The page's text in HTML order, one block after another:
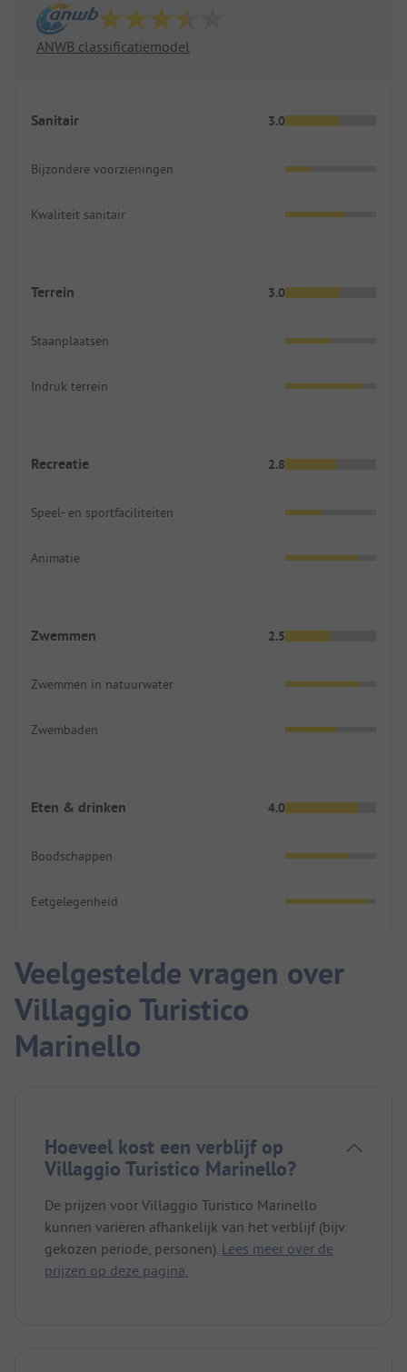
ANWB classificatiemodel
Sanitair 3.0
Bijzondere voorzieningen
Kwaliteit sanitair
Terrein 3.0
Staanplaatsen
Indruk terrein
Recreatie 2.8
Speel- en sportfaciliteiten
Animatie
Zwemmen 2.5
Zwemmen in natuurwater
Zwembaden
Eten & drinken 4.0
Boodschappen
Eetgelegenheid
Veelgestelde vragen over
Villaggio Turistico
Marinello
Hoeveel kost een verblijf op
Villaggio Turistico Marinello?
De prijzen voor Villaggio Turistico Marinello
kunnen variëren afhankelijk van het verblijf (bijv.
gekozen periode, personen). Lees meer over de
prijzen op deze pagina.